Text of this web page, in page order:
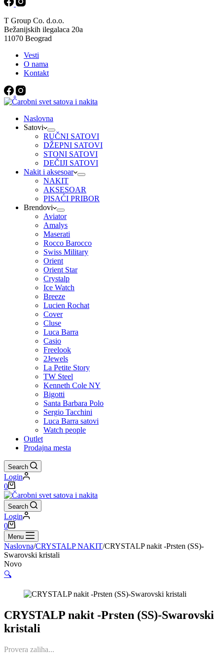
T Group Co. d.o.o.
Bežanijskih ilegalaca 20a
11070 Beograd
Vesti
O nama
Kontakt
Naslovna
Satovi
RUČNI SATOVI
DŽEPNI SATOVI
STONI SATOVI
DEČIJI SATOVI
Nakit i aksesoar
NAKIT
AKSESOAR
PISAĆI PRIBOR
Brendovi
Aviator
Amalys
Maserati
Rocco Barocco
Swiss Military
Orient
Orient Star
Crystalp
Ice Watch
Breeze
Lucien Rochat
Cover
Cluse
Luca Barra
Casio
Freelook
2Jewels
La Petite Story
TW Steel
Kenneth Cole NY
Bigotti
Santa Barbara Polo
Sergio Tacchini
Luca Barra satovi
Watch people
Outlet
Prodajna mesta
Search
Login
Shopping
cart
0
Search
Login
Shopping
cart
0
Menu
Naslovna/CRYSTALP NAKIT/CRYSTALP nakit -Prsten (SS)-
Swarovski kristali
Novo
🔍
CRYSTALP nakit -Prsten (SS)-Swarovski
kristali
Provera zaliha...